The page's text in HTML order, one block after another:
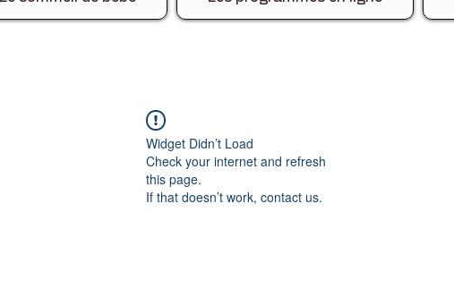
Widget Didn’t Load
Check your internet and refresh
this page.
If that doesn’t work, contact us.